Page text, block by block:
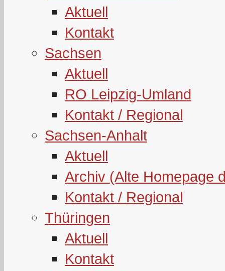
Aktuell
Kontakt
Sachsen
Aktuell
RO Leipzig-Umland
Kontakt / Regional
Sachsen-Anhalt
Aktuell
Archiv (Alte Homepage
Kontakt / Regional
Thüringen
Aktuell
Kontakt